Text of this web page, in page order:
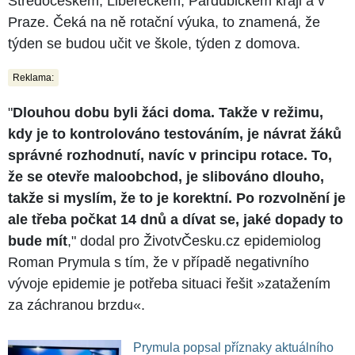
Praze. Čeká na ně rotační výuka, to znamená, že
týden se budou učit ve škole, týden z domova.
Reklama:
"Dlouhou dobu byli žáci doma. Takže v režimu,
kdy je to kontrolováno testováním, je návrat žáků
správné rozhodnutí, navíc v principu rotace. To,
že se otevře maloobchod, je slibováno dlouho,
takže si myslím, že to je korektní. Po rozvolnění je
ale třeba počkat 14 dnů a dívat se, jaké dopady to
bude mít," dodal pro ŽivotvČesku.cz epidemiolog
Roman Prymula s tím, že v případě negativního
vývoje epidemie je potřeba situaci řešit »zatažením
za záchranou brzdu«.
Prymula popsal příznaky aktuálního